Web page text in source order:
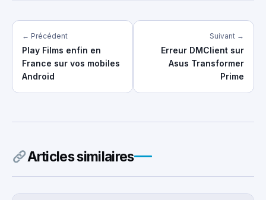
← Précédent
Play Films enfin en
France sur vos mobiles
Android
Suivant →
Erreur DMClient sur
Asus Transformer
Prime
Articles similaires